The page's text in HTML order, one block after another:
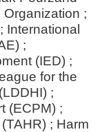
;
International
;
(IED) ;
for the
;
(ECPM) ;
; Harm